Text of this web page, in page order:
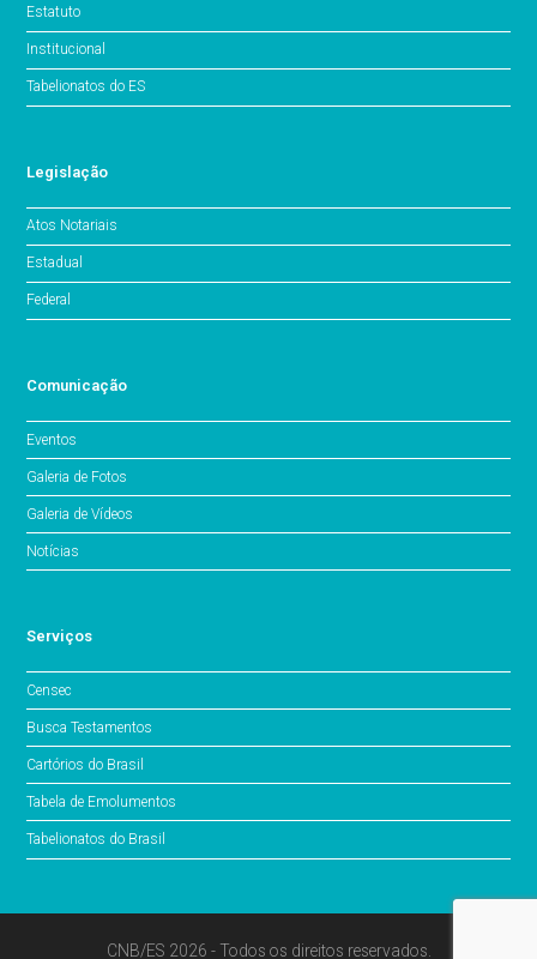
Estatuto
Institucional
Tabelionatos do ES
Legislação
Atos Notariais
Estadual
Federal
Comunicação
Eventos
Galeria de Fotos
Galeria de Vídeos
Notícias
Serviços
Censec
Busca Testamentos
Cartórios do Brasil
Tabela de Emolumentos
Tabelionatos do Brasil
CNB/ES 2026 - Todos os direitos reservados.